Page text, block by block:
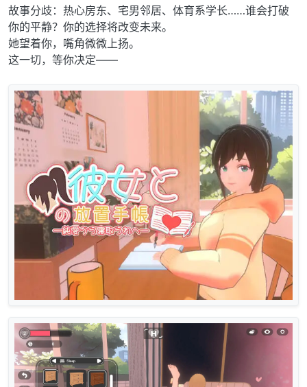
故事分歧：热心房东、宅男邻居、体育系学长……谁会打破
你的平静？你的选择将改变未来。
她望着你，嘴角微微上扬。
这一切，等你决定——